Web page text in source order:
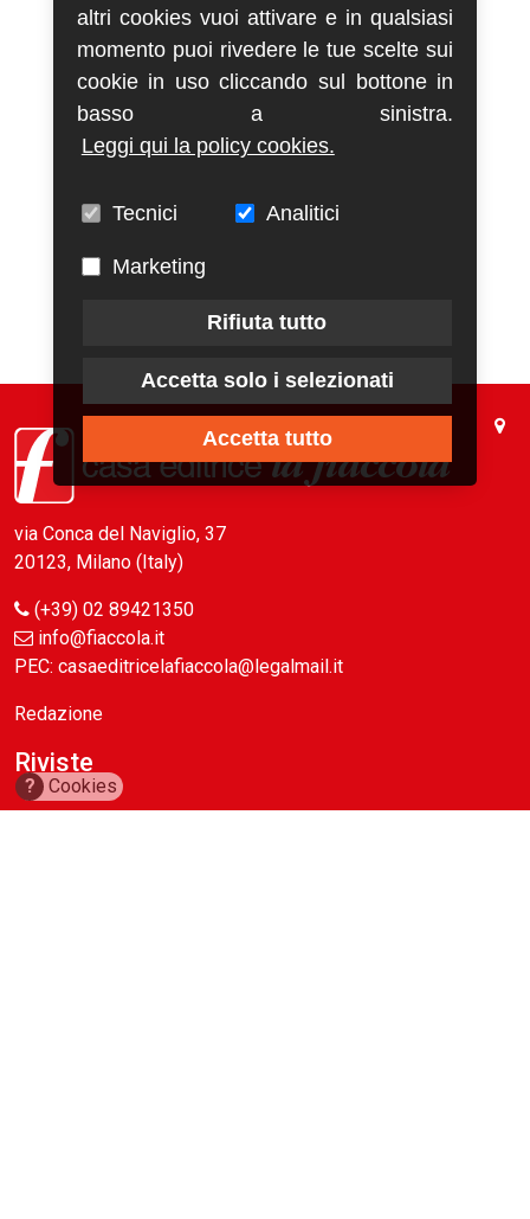
via Conca del Naviglio, 37
20123, Milano (Italy)
(+39) 02 89421350
info@fiaccola.it
PEC: casaeditricelafiaccola@legalmail.it
Redazione
Riviste
? Cookies
altri cookies vuoi attivare e in qualsiasi
momento puoi rivedere le tue scelte sui
cookie in uso cliccando sul bottone in
basso a sinistra.
Leggi qui la policy cookies.
Tecnici Analitici
Marketing
Rifiuta tutto
Accetta solo i selezionati
Accetta tutto